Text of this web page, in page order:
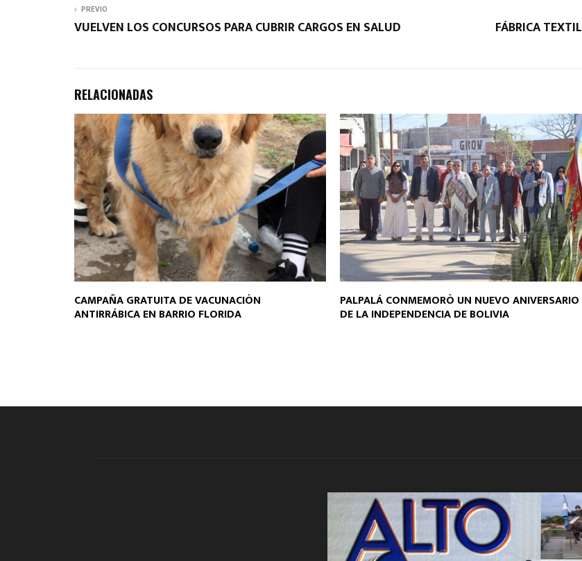
PREVIO
VUELVEN LOS CONCURSOS PARA CUBRIR CARGOS EN SALUD FÁBRICA
RELACIONADAS
CAMPAÑA GRATUITA DE VACUNACIÓN
ANTIRRÁBICA EN BARRIO FLORIDA
PALPALÁ CONMEMORÓ UN NUEVO ANIVERSARIO
DE LA INDEPENDENCIA DE BOLIVIA